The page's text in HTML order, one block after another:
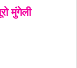
मुंगेली